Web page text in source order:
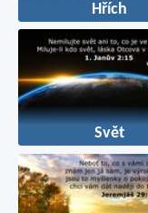
Hřích
Svět